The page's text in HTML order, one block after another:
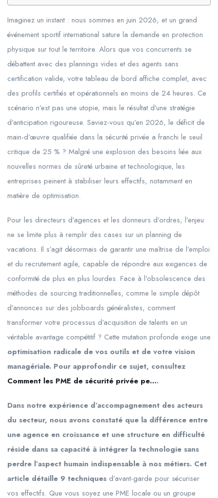
Imaginez un instant : nous sommes en juin 2026, et un grand
événement sportif international sature la demande en protection
physique sur tout le territoire. Alors que vos concurrents se
débattent avec des plannings vides et des agents sans
certification valide, votre tableau de bord affiche complet, avec
des profils certifiés et opérationnels en moins de 24 heures. Ce
scénario n’est pas une utopie, mais le résultat d’une stratégie
d’anticipation rigoureuse. Saviez-vous qu’en 2026, le déficit de
main-d’œuvre qualifiée dans la sécurité privée a franchi le seuil
critique de 25 % ? Malgré une explosion des besoins liée aux
nouvelles normes de sûreté urbaine et technologique, les
entreprises peinent à stabiliser leurs effectifs, notamment en
matière de optimisation.
Pour les directeurs d’agences et les donneurs d’ordres, l’enjeu
ne se limite plus à remplir des cases sur un planning de
vacations. Il s’agit désormais de garantir une maîtrise de l’emploi
et du recrutement agile, capable de répondre aux exigences de
conformité de plus en plus lourdes. Face à l’obsolescence des
méthodes de sourcing traditionnelles, comme le simple dépôt
d’annonces sur des jobboards généralistes, comment
transformer votre processus d’acquisition de talents en un
véritable avantage compétitif ? Cette mutation profonde exige une
optimisation radicale de vos outils et de votre vision
managériale. Pour approfondir ce sujet, consultez
Comment les PME de sécurité privée pe….
Dans notre expérience d’accompagnement des acteurs
du secteur, nous avons constaté que la différence entre
une agence en croissance et une structure en difficulté
réside dans sa capacité à intégrer la technologie sans
perdre l’aspect humain indispensable à nos métiers. Cet
article détaille 9 techniques d’avant-garde pour sécuriser
vos effectifs. Que vous soyez une PME locale ou un groupe